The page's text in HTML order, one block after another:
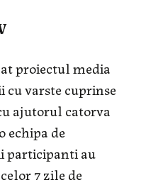
proiectul media
cu varste cuprinse
ajutorul catorva
echipa de
participanti au
7 zile de